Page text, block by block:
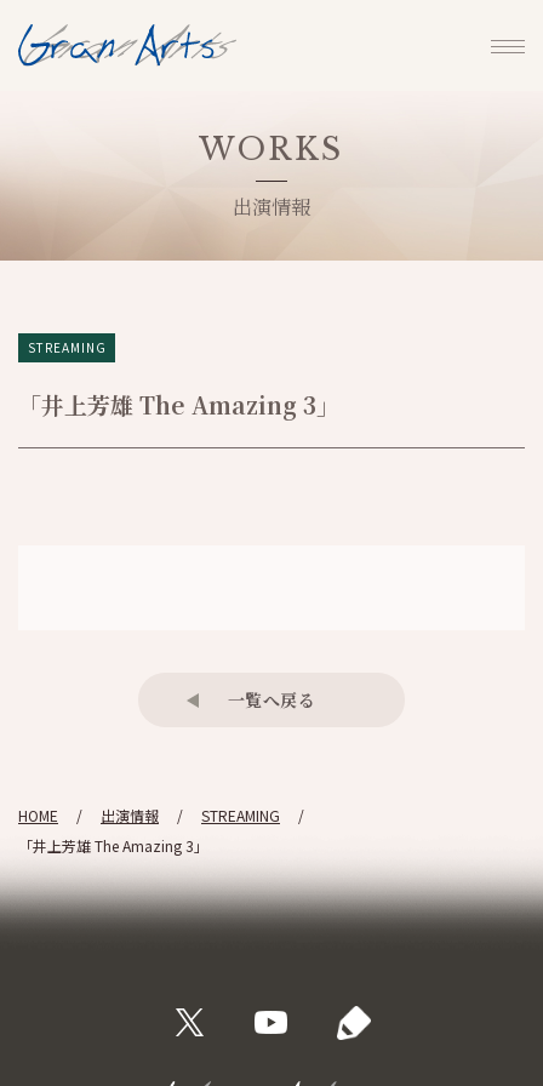
WORKS
出演情報
STREAMING
「井上芳雄 The Amazing 3」
一覧へ戻る
HOME 出演情報
STREAMING
「井上芳雄 The Amazing 3」